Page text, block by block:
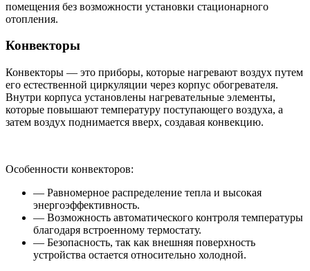
помещения без возможности установки стационарного
отопления.
Конвекторы
Конвекторы — это приборы, которые нагревают воздух путем
его естественной циркуляции через корпус обогревателя.
Внутри корпуса установлены нагревательные элементы,
которые повышают температуру поступающего воздуха, а
затем воздух поднимается вверх, создавая конвекцию.
Особенности конвекторов:
— Равномерное распределение тепла и высокая
энергоэффективность.
— Возможность автоматического контроля температуры
благодаря встроенному термостату.
— Безопасность, так как внешняя поверхность
устройства остается относительно холодной.